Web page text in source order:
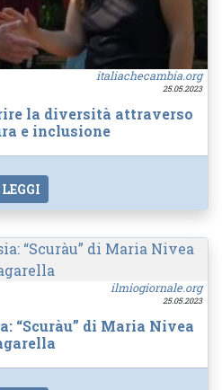
italiachecambia.org
25.05.2023
la diversità attraverso
e inclusione
LEGGI
ilmiogiornale.org
25.05.2023
“Scuràu” di Maria Nivea